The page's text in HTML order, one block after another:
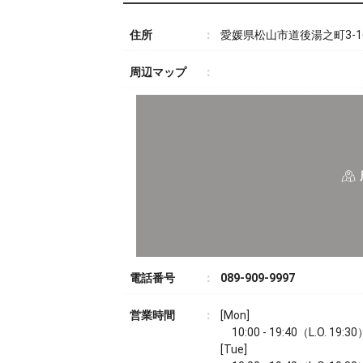
住所 愛媛県松山市道後湯之町3-
周辺マップ
電話番号 089-909-9997
営業時間
[Mon]
10:00 - 19:40（L.O. 19:30
[Tue]